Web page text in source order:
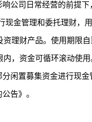
公司日常经营的前提
现金管理和委托理财，
理财产品。使用期限
，资金可循环滚动使
闲置募集资金进行现
告》。